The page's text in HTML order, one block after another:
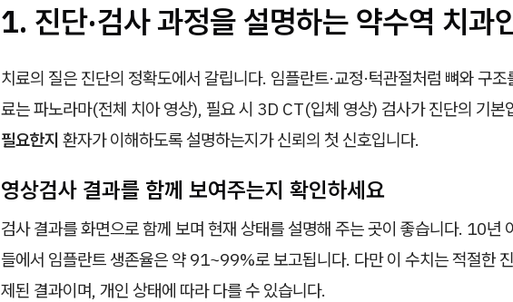
1. 진단·검사 과정을 설명하는 약수역 치과
치료의 질은 진단의 정확도에서 갈립니다. 임플란트·교정·턱관절처럼 뼈와 구조
료는 파노라마(전체 치아 영상), 필요 시 3D CT(입체 영상) 검사가 진단의 기본
필요한지 환자가 이해하도록 설명하는지가 신뢰의 첫 신호입니다.
영상검사 결과를 함께 보여주는지 확인하세요
검사 결과를 화면으로 함께 보며 현재 상태를 설명해 주는 곳이 좋습니다. 10년
들에서 임플란트 생존율은 약 91~99%로 보고됩니다. 다만 이 수치는 적절한
제된 결과이며, 개인 상태에 따라 다를 수 있습니다.